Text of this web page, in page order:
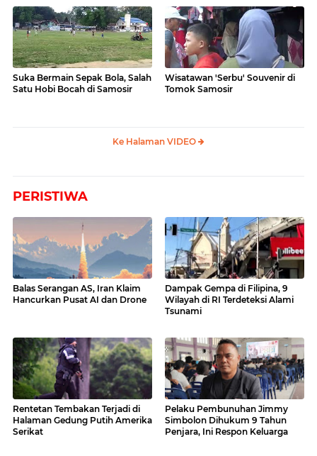
Suka Bermain Sepak Bola, Salah
Satu Hobi Bocah di Samosir
Wisatawan 'Serbu' Souvenir di
Tomok Samosir
Ke Halaman VIDEO
PERISTIWA
Balas Serangan AS, Iran Klaim
Hancurkan Pusat AI dan Drone
Dampak Gempa di Filipina, 9
Wilayah di RI Terdeteksi Alami
Tsunami
Rentetan Tembakan Terjadi di
Halaman Gedung Putih Amerika
Serikat
Pelaku Pembunuhan Jimmy
Simbolon Dihukum 9 Tahun
Penjara, Ini Respon Keluarga